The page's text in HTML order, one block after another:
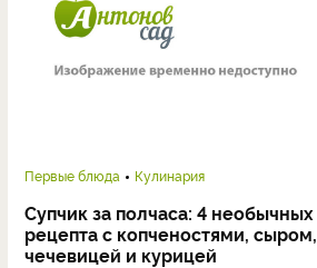
Первые блюда Кулинария
Супчик за полчаса: 4 необычных
рецепта с копченостями, сыром,
чечевицей и курицей